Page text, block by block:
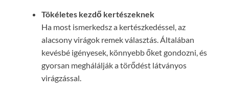
Tökéletes kezdő kertészeknek
Ha most ismerkedsz a kertészkedéssel, az
alacsony virágok remek választás. Általában
kevésbé igényesek, könnyebb őket gondozni, és
gyorsan meghálálják a törődést látványos
virágzással.